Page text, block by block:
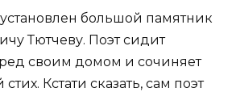
большой памятник
Тютчеву. Поэт сидит
своим домом и сочиняет
Кстати сказать, сам поэт